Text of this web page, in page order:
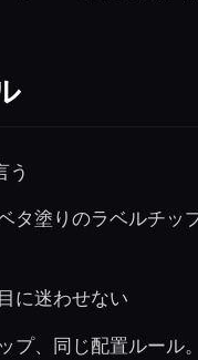
う
塗りのラベルチッ
に迷わせない
、同じ配置ルール